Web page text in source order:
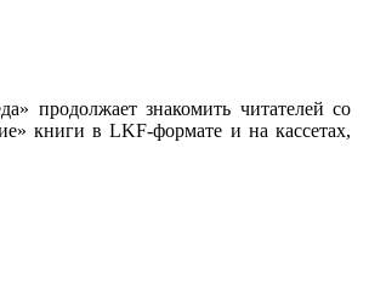
продолжает знакомить читателей со
книги в LKF-формате и на кассетах,